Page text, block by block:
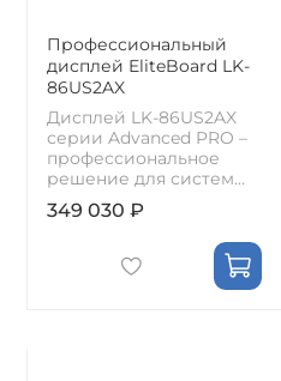
Профессиональный
дисплей EliteBoard LK-
86US2AX
Дисплей LK-86US2AX
серии Advanced PRO –
профессиональное
решение для систем...
349 030 ₽